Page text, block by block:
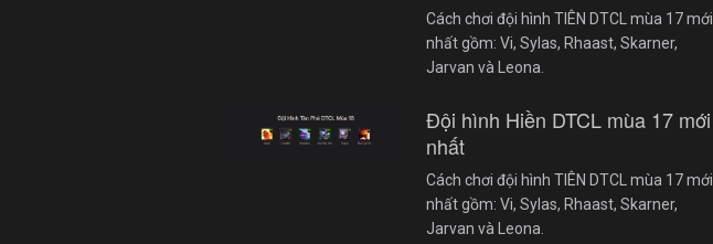
Cách chơi đội hình TIÊN DTCL mùa 17 mới
nhất gồm: Vi, Sylas, Rhaast, Skarner,
Jarvan và Leona.
Đội hình Hiền DTCL mùa 17 mới
nhất
Cách chơi đội hình TIÊN DTCL mùa 17 mới
nhất gồm: Vi, Sylas, Rhaast, Skarner,
Jarvan và Leona.